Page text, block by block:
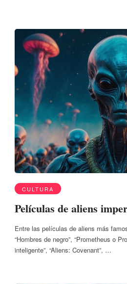
CULTURA
Películas de aliens
Entre las películas de aliens más
“Hombres de negro”, “Prometheus o
inteligente”, “Aliens: Covenant”, …